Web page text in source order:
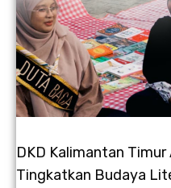
DKD Kalimantan Timur
Tingkatkan Budaya